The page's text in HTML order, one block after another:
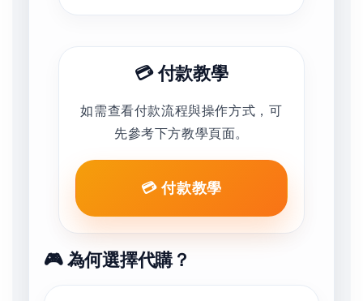
💳 付款教學
如需查看付款流程與操作方式，可
先參考下方教學頁面。
💳 付款教學
🎮 為何選擇代購？